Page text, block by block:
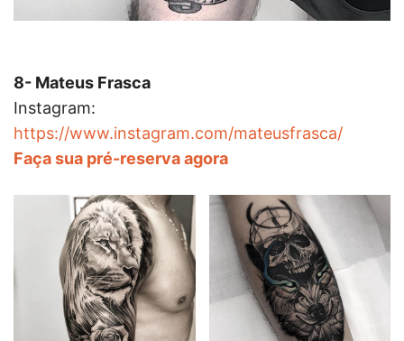
8- Mateus Frasca
Instagram:
https://www.instagram.com/mateusfrasca/
Faça sua pré-reserva agora